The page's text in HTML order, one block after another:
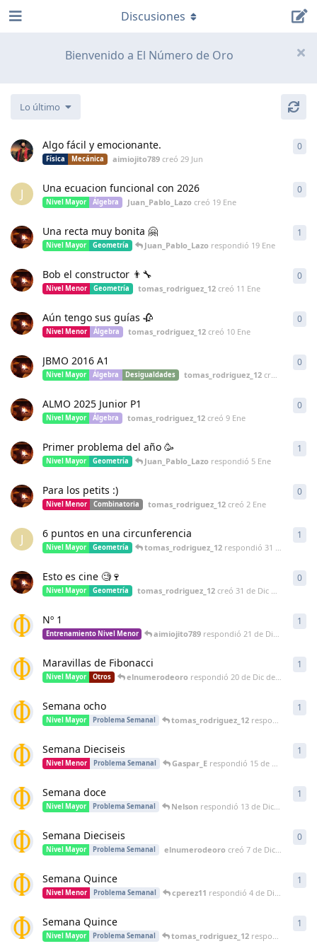
Bienvenido a El Número de Oro
Discusiones
Lo último
Algo fácil y emocionante.
Física Mecánica aimiojito789creó 29 Jun
0
J Una ecuacion funcional con 2026
Nivel Mayor Álgebra Juan_Pablo_Lazo creó 19 Ene
0
Una recta muy bonita 🤗
Nivel Mayor Geometría Juan_Pablo_Lazo respondió 19 Ene
1
Bob el constructor 👨‍🔧
Nivel Menor Geometría tomas_rodriguez_12creó 11 Ene
0
Aún tengo sus guías 🥀
Nivel Menor Álgebra tomas_rodriguez_12creó 10 Ene
0
JBMO 2016 A1
Nivel Mayor Álgebra Desigualdades tomas_rodriguez_12 creó
0
ALMO 2025 Junior P1
Nivel Mayor Álgebra tomas_rodriguez_12creó 9 Ene
0
Primer problema del año 🥳
Nivel Mayor Geometría Juan_Pablo_Lazo respondió 5 Ene
1
Para los petits :)
Nivel Menor Combinatoria tomas_rodriguez_12creó 2 Ene
0
J 6 puntos en una circunferencia
Nivel Mayor Geometría tomas_rodriguez_12respondió 31 de Dic de 2025
1
Esto es cine 🧐🍷
Nivel Mayor Geometría tomas_rodriguez_12creó 31 de Dic de 2025
0
Nº 1
Entrenamiento Nivel Menor aimiojito789 respondió21 de Dic de 2025
1
Maravillas de Fibonacci
Nivel Mayor Otros elnumerodeoro respondió 20 de Dic de 2025
1
Semana ocho
Nivel Mayor Problema Semanal tomas_rodriguez_12respondió
1
Semana Dieciseis
Nivel Menor Problema Semanal Gaspar_Erespondió 15 de Dic de 2025
1
Semana doce
Nivel Mayor Problema Semanal Nelsonrespondió 13 de Dic de 2025
1
Semana Dieciseis
Nivel Mayor Problema Semanal elnumerodeoro creó 7 de Dic de 2025
0
Semana Quince
Nivel Menor Problema Semanal cperez11 respondió 4 de Dic de 2025
1
Semana Quince
Nivel Mayor Problema Semanal tomas_rodriguez_12respondió
1